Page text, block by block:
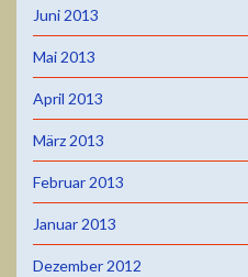
Juni 2013
Mai 2013
April 2013
März 2013
Februar 2013
Januar 2013
Dezember 2012